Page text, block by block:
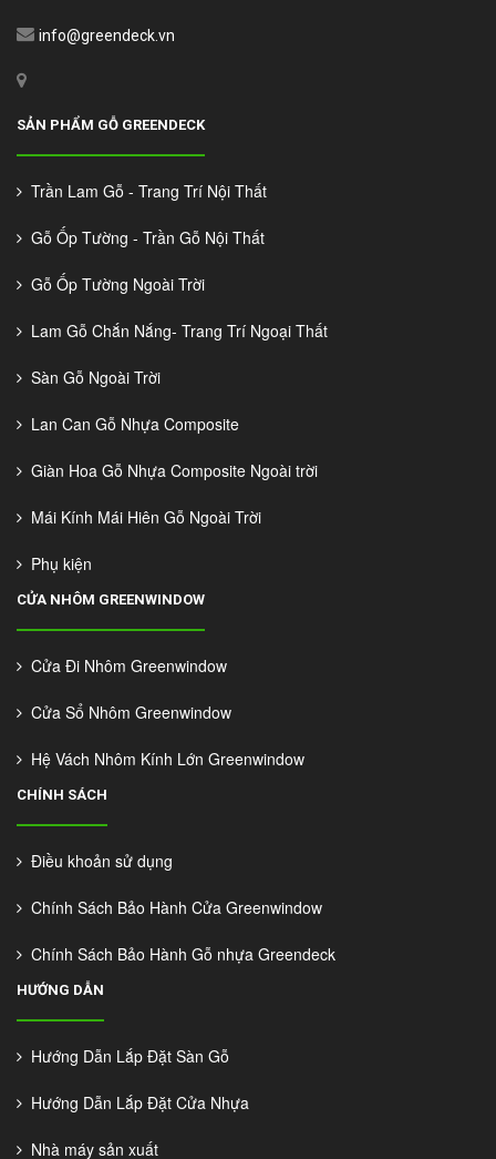
info@greendeck.vn
SẢN PHẨM GỖ GREENDECK
Trần Lam Gỗ - Trang Trí Nội Thất
Gỗ Ốp Tường - Trần Gỗ Nội Thất
Gỗ Ốp Tường Ngoài Trời
Lam Gỗ Chắn Nắng- Trang Trí Ngoại Thất
Sàn Gỗ Ngoài Trời
Lan Can Gỗ Nhựa Composite
Giàn Hoa Gỗ Nhựa Composite Ngoài trời
Mái Kính Mái Hiên Gỗ Ngoài Trời
Phụ kiện
CỬA NHÔM GREENWINDOW
Cửa Đi Nhôm Greenwindow
Cửa Sổ Nhôm Greenwindow
Hệ Vách Nhôm Kính Lớn Greenwindow
CHÍNH SÁCH
Điều khoản sử dụng
Chính Sách Bảo Hành Cửa Greenwindow
Chính Sách Bảo Hành Gỗ nhựa Greendeck
HƯỚNG DẪN
Hướng Dẫn Lắp Đặt Sàn Gỗ
Hướng Dẫn Lắp Đặt Cửa Nhựa
Nhà máy sản xuất